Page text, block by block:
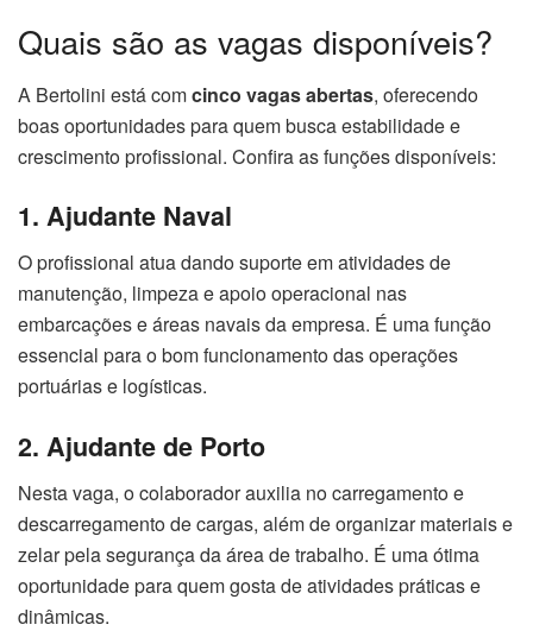
Quais são as vagas disponíveis?
A Bertolini está comcinco vagas abertas, oferecendo
boas oportunidades para quem busca estabilidade e
crescimento profissional. Confira as funções disponíveis:
1. Ajudante Naval
O profissional atua dando suporte em atividades de
manutenção, limpeza e apoio operacional nas
embarcações e áreas navais da empresa. É uma função
essencial para o bom funcionamento das operações
portuárias e logísticas.
2. Ajudante de Porto
Nesta vaga, o colaborador auxilia no carregamento e
descarregamento de cargas, além de organizar materiais e
zelar pela segurança da área de trabalho. É uma ótima
oportunidade para quem gosta de atividades práticas e
dinâmicas.